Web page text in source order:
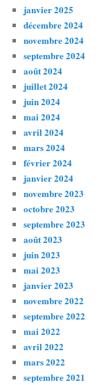
janvier 2025
décembre 2024
novembre 2024
septembre 2024
août 2024
juillet 2024
juin 2024
mai 2024
avril 2024
mars 2024
février 2024
janvier 2024
novembre 2023
octobre 2023
septembre 2023
août 2023
juin 2023
mai 2023
janvier 2023
novembre 2022
septembre 2022
mai 2022
avril 2022
mars 2022
septembre 2021